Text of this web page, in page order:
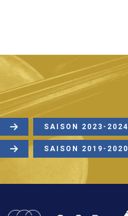
SAISON 2023-2024
SAISON 2019-2020